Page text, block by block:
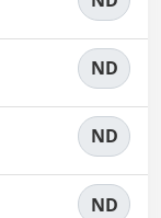
ND
ND
ND